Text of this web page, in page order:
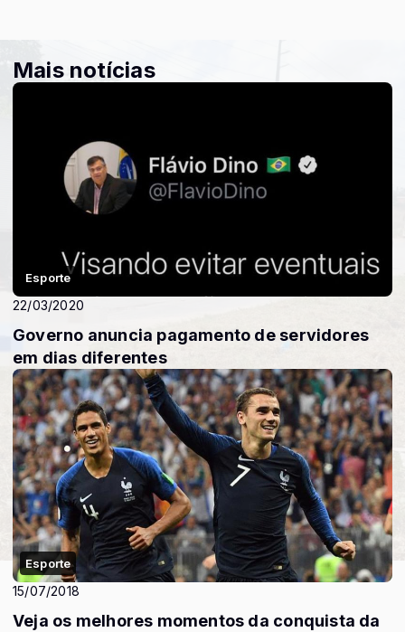
Mais notícias
Esporte
22/03/2020
Governo anuncia pagamento de servidores
em dias diferentes
Esporte
15/07/2018
Veja os melhores momentos da conquista da